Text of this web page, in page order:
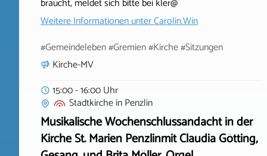
Weitere Informationen unterCarolin.Win
#Gemeindeleben #Gremien #Kirche #Sitzungen
Kirche-MV
15:00 - 16:00 Uhr
StadtkircheinPenzlin
Musikalische Wochenschlussandacht in der
Kirche St. Marien Penzlinmit Claudia Götting,